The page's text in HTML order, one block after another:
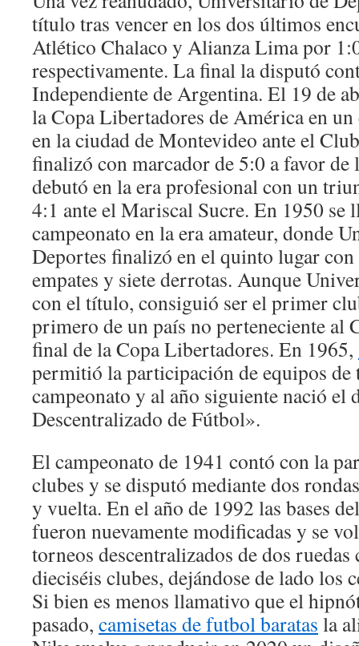
título tras vencer en los dos últimos
Atlético Chalaco y Alianza Lima por
respectivamente. La final la disputó
Independiente de Argentina. El 19 de
la Copa Libertadores de América en
en la ciudad de Montevideo ante el
finalizó con marcador de 5:0 a favor
debutó en la era profesional con un
4:1 ante el Mariscal Sucre. En 1950 se
campeonato en la era amateur, donde
Deportes finalizó en el quinto lugar
empates y siete derrotas. Aunque
con el título, consiguió ser el primer
primero de un país no perteneciente al
final de la Copa Libertadores. En 1965,
permitió la participación de equipos de
campeonato y al año siguiente nació el
Descentralizado de Fútbol».
El campeonato de 1941 contó con la
clubes y se disputó mediante dos
y vuelta. En el año de 1992 las bases
fueron nuevamente modificadas y se
torneos descentralizados de dos
dieciséis clubes, dejándose de lado los
Si bien es menos llamativo que el
pasado, camisetas de futbol baratas la